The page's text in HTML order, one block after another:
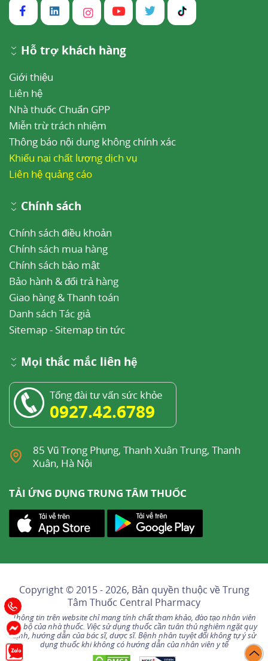
Hỗ trợ khách hàng
Giới thiệu
Liên hệ
Nhà thuốc Chuẩn GPP
Miễn trừ trách nhiệm
Thông báo nội dung không chính xác
Khiếu nại chất lượng dịch vụ
Liên hệ quảng cáo
Chính sách
Chính sách điều khoản
Chính sách mua hàng
Chính sách bảo mật
Bảo hành & đổi trả hàng
Giao hàng & Thanh toán
Danh sách Tác giả
Sitemap- Sitemap tin tức
Mọi thắc mắc liên hệ
Tổng đài tư vấn sức khỏe
0927.42.6789
85 Vũ Trọng Phụng, Thanh Xuân Trung, Thanh
Xuân, Hà Nội
TẢI ỨNG DỤNG TRUNG TÂM THUỐC
Copyright © 2015 - 2026, Bản quyền thuộc vềTrung
Tâm Thuốc Central Pharmacy
Thông tin trên website chỉ mang tính chất tham khảo, đào tạo nhân viên
nội bộ của nhà thuốc. Việc sử dụng thuốc cần tuân thủ nghiêm ngặt quy
định, hướng dẫn của bác sĩ, dược sĩ. Bệnh nhân tuyệt đối không tự ý sử
dụng thuốc khi không có hướng dẫn của nhân viên y tế